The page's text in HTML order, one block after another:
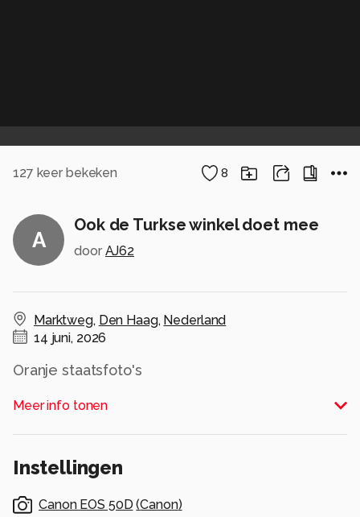
127 keer bekeken 8
A
Ook de Turkse winkel doet mee
door AJ62
Marktweg, Den Haag, Nederland
14 juni, 2026
Oranje staatsfoto's
genomen met een grote foto van Turks elftal
Gr. AJ62
Alle rechten voorbehouden
Meer info tonen
Instellingen
Canon EOS 50D (Canon)